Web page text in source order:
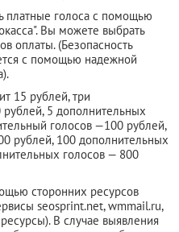
платные голоса с помощью
Вы можете выбрать
оплаты. (Безопасность
с помощью надежной
15 рублей, три
рублей, 5 дополнительных
голосов —100 рублей,
рублей, 100 дополнительных
голосов — 800
сторонних ресурсов
seosprint.net, wmmail.ru,
В случае выявления